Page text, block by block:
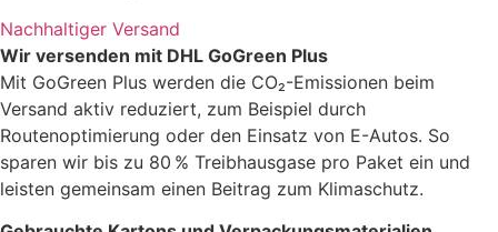
Nachhaltiger Versand
Wir versenden mit DHL GoGreen Plus
Mit GoGreen Plus werden die CO₂-Emissionen beim
Versand aktiv reduziert, zum Beispiel durch
Routenoptimierung oder den Einsatz von E-Autos. So
sparen wir bis zu 80 % Treibhausgase pro Paket ein und
leisten gemeinsam einen Beitrag zum Klimaschutz.